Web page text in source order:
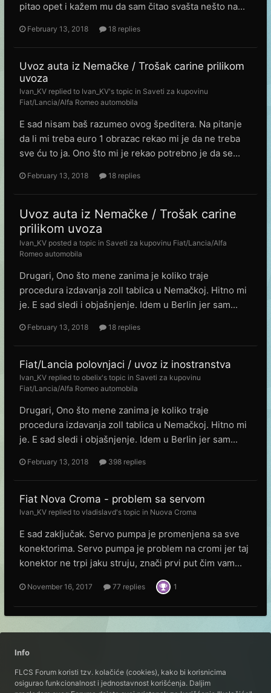
pitao opet i kažem mu da sam čitao svašta nešto na...
February 13, 2018 18 replies
Uvoz auta iz Nemačke / Trošak carine prilikom
uvoza
Ivan_KV replied to Ivan_KV's topic in Saveti za kupovinu
Fiat/Lancia/Alfa Romeo automobila
E sad nisam baš razumeo ovog špeditera. Na pitanje
da li mi treba euro 1 obrazac rekao mi je da ne treba
sve ću to ja. Ono što mi je rekao potrebno je da se...
February 13, 2018 18 replies
Uvoz auta iz Nemačke / Trošak carine
prilikom uvoza
Ivan_KV posted a topic in Saveti za kupovinu Fiat/Lancia/Alfa
Romeo automobila
Drugari, Ono što mene zanima je koliko traje
procedura izdavanja zoll tablica u Nemačkoj. Hitno mi
je. E sad sledi i objašnjenje. Idem u Berlin jer sam...
February 13, 2018 18 replies
Fiat/Lancia polovnjaci / uvoz iz inostranstva
Ivan_KV replied to obelix's topic in Saveti za kupovinu
Fiat/Lancia/Alfa Romeo automobila
Drugari, Ono što mene zanima je koliko traje
procedura izdavanja zoll tablica u Nemačkoj. Hitno mi
je. E sad sledi i objašnjenje. Idem u Berlin jer sam...
February 13, 2018 398 replies
Fiat Nova Croma - problem sa servom
Ivan_KV replied to vladislavd's topic in Nuova Croma
E sad zaključak. Servo pumpa je promenjena sa sve
konektorima. Servo pumpa je problem na cromi jer taj
konektor ne trpi jaku struju, znači prvi put čim vam...
November 16, 2017 77 replies 1
Info
FLCS Forum koristi tzv. kolačiće (cookies), kako bi korisnicima
osigurao funkcionalnost i jednostavnost korišćenja. Daljim